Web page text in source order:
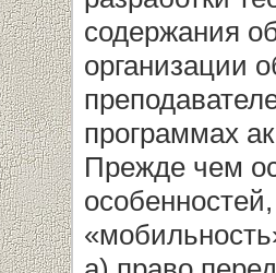
содержания
организации
программах
Прежде чем